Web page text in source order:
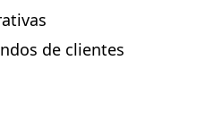
de clientes